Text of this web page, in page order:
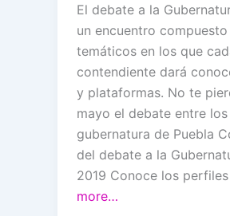
El debate a la
un encuentro
temáticos en los que
contendiente dará
y plataformas. No te
mayo el debate entre
gubernatura de Puebla
del debate a la
2019 Conoce los
more…